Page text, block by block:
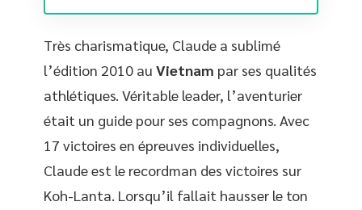
Très charismatique, Claude a sublimé
l’édition 2010 au Vietnam par ses qualités
athlétiques. Véritable leader, l’aventurier
était un guide pour ses compagnons. Avec
17 victoires en épreuves individuelles,
Claude est le recordman des victoires sur
Koh-Lanta. Lorsqu’il fallait hausser le ton